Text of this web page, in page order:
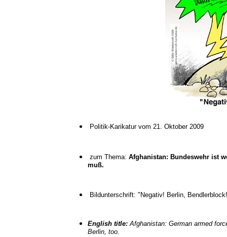
Politik-Karikatur vom 21. Oktober 2009
zum Thema: Afghanistan: Bundeswehr ist
muß.
Bildunterschrift: "Negativ! Berlin,
English title:Afghanistan: German armed
Berlin, too.